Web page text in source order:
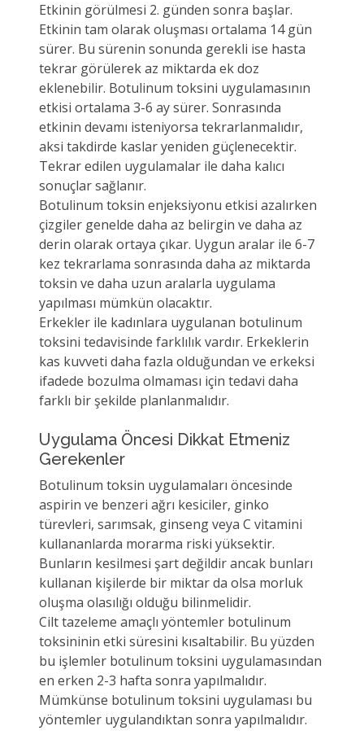
Etkinin görülmesi 2. günden sonra başlar.
Etkinin tam olarak oluşması ortalama 14 gün
sürer. Bu sürenin sonunda gerekli ise hasta
tekrar görülerek az miktarda ek doz
eklenebilir. Botulinum toksini uygulamasının
etkisi ortalama 3-6 ay sürer. Sonrasında
etkinin devamı isteniyorsa tekrarlanmalıdır,
aksi takdirde kaslar yeniden güçlenecektir.
Tekrar edilen uygulamalar ile daha kalıcı
sonuçlar sağlanır.
Botulinum toksin enjeksiyonu etkisi azalırken
çizgiler genelde daha az belirgin ve daha az
derin olarak ortaya çıkar. Uygun aralar ile 6-7
kez tekrarlama sonrasında daha az miktarda
toksin ve daha uzun aralarla uygulama
yapılması mümkün olacaktır.
Erkekler ile kadınlara uygulanan botulinum
toksini tedavisinde farklılık vardır. Erkeklerin
kas kuvveti daha fazla olduğundan ve erkeksi
ifadede bozulma olmaması için tedavi daha
farklı bir şekilde planlanmalıdır.
Uygulama Öncesi Dikkat Etmeniz
Gerekenler
Botulinum toksin uygulamaları öncesinde
aspirin ve benzeri ağrı kesiciler, ginko
türevleri, sarımsak, ginseng veya C vitamini
kullananlarda morarma riski yüksektir.
Bunların kesilmesi şart değildir ancak bunları
kullanan kişilerde bir miktar da olsa morluk
oluşma olasılığı olduğu bilinmelidir.
Cilt tazeleme amaçlı yöntemler botulinum
toksininin etki süresini kısaltabilir. Bu yüzden
bu işlemler botulinum toksini uygulamasından
en erken 2-3 hafta sonra yapılmalıdır.
Mümkünse botulinum toksini uygulaması bu
yöntemler uygulandıktan sonra yapılmalıdır.